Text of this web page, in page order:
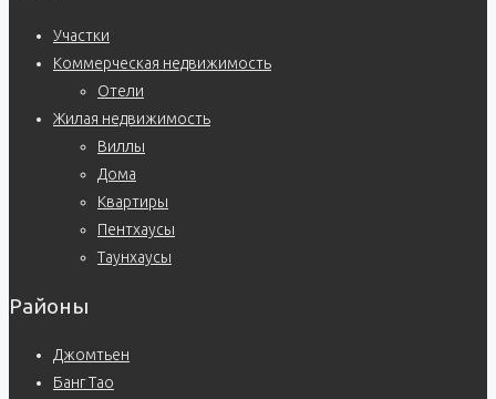
Участки
Коммерческая недвижимость
Отели
Жилая недвижимость
Виллы
Дома
Квартиры
Пентхаусы
Таунхаусы
Районы
Джомтьен
Банг Тао